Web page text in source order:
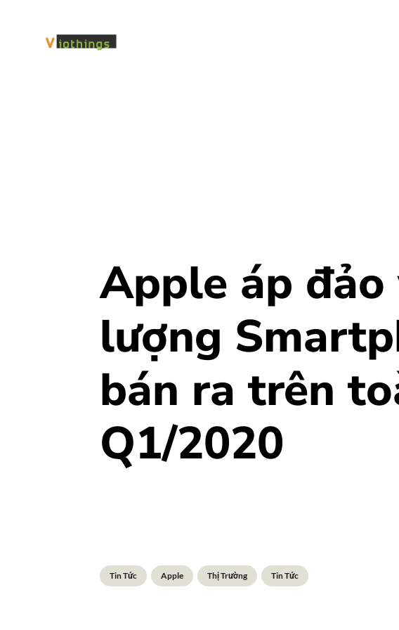
Apple áp
lượng
bán ra trên
Q1/2020
Tin Tức Apple Thị Trường Tin Tức